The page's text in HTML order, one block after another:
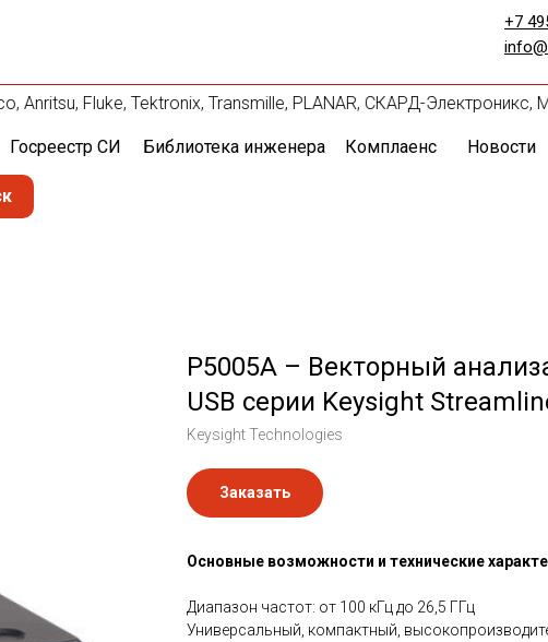
+7
Fluke, Tektronix, Transmille, PLANAR, СКАРД-Электроникс,
Госреестр СИ Библиотека инженера Комплаенс Новости
P5005A – Векторный
USB серии Keysight
Keysight Technologies
Заказать
Основные возможности и технические
Диапазон частот: от 100 кГц до 26,5 ГГц
Универсальный, компактный,